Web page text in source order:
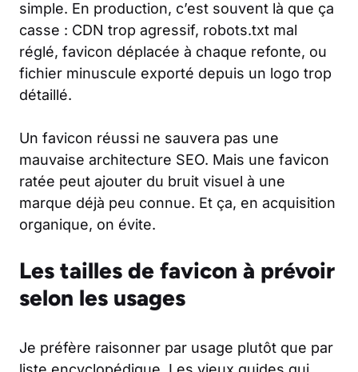
simple. En production, c’est souvent là que ça
casse : CDN trop agressif, robots.txt mal
réglé, favicon déplacée à chaque refonte, ou
fichier minuscule exporté depuis un logo trop
détaillé.
Un favicon réussi ne sauvera pas une
mauvaise architecture SEO. Mais une favicon
ratée peut ajouter du bruit visuel à une
marque déjà peu connue. Et ça, en acquisition
organique, on évite.
Les tailles de favicon à prévoir
selon les usages
Je préfère raisonner par usage plutôt que par